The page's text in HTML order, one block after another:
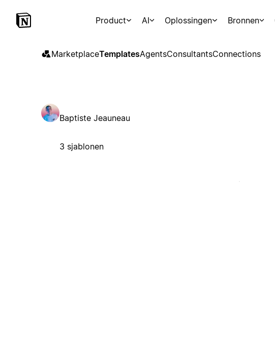
Product AI Oplossingen Bronnen
MarketplaceTemplatesAgentsConsultantsConnections
Baptiste Jeauneau
3 sjablonen